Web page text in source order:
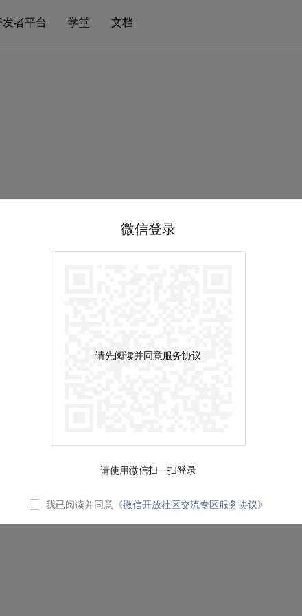
发者平台 学堂 文档
微信登录
请先阅读并同意服务协议
请使用微信扫一扫登录
我已阅读并同意 《微信开放社区交流专区服务协议》